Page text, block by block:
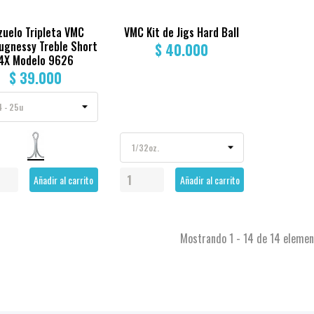
Tripleta VMC
Treble Short
Modelo 9626
$ 39.000
Añadir al carrito
VMC Kit de Jigs Hard Ball
$ 40.000
Añadir al carrito
Mostrando 1 - 14 de 14